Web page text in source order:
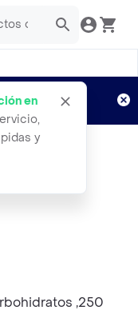
en
y
Aplican TyC
,250